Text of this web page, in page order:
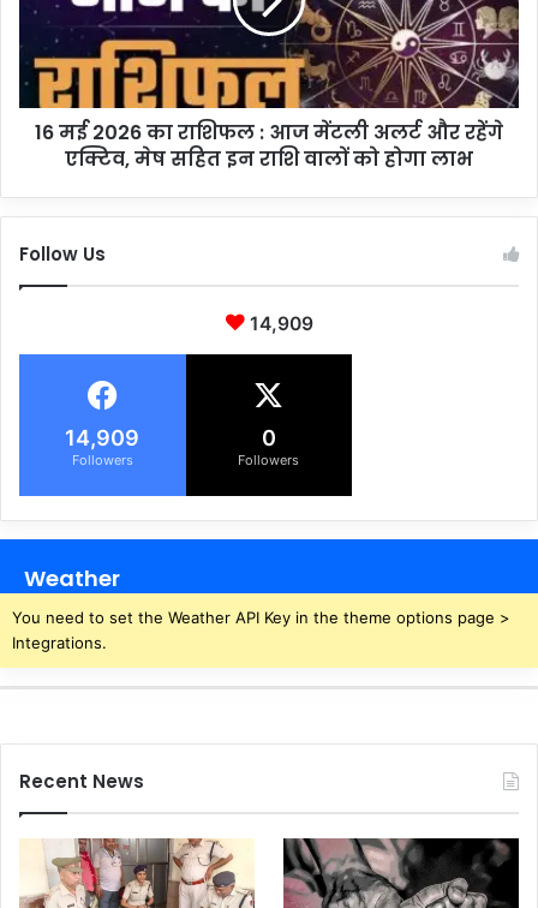
ने
ब
लु
गा
में
ग
6
का
आ
ज
ली
हें
क्टि
व
मे
त
इ
न
16 मई 2026 का राशिफल : आज मेंटली अलर्ट और रहेंगे
एक्टिव, मेष सहित इन राशि वालों को होगा लाभ
Follow Us
14,909
14,909
Followers
0
Followers
Weather
You need to set the Weather API Key in the theme options page >
Integrations.
Recent News